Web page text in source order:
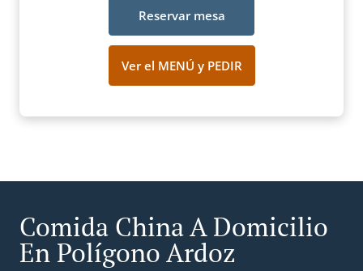
Reservar mesa
Ver el MENÚ y PEDIR
Comida China A Domicilio
En Polígono Ardoz